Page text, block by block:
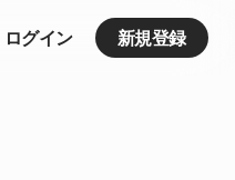
ログイン 新規登録